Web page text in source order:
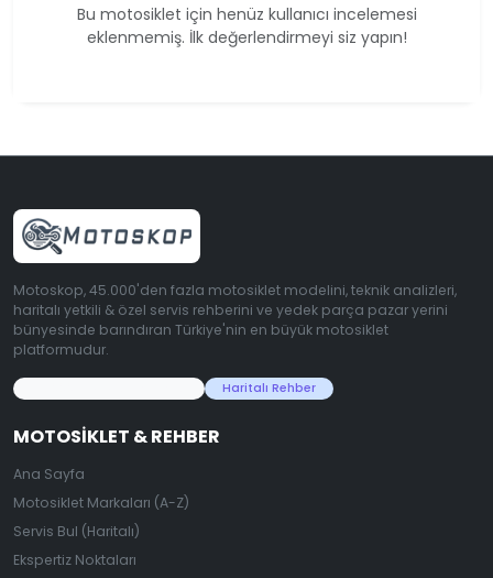
Bu motosiklet için henüz kullanıcı incelemesi
eklenmemiş. İlk değerlendirmeyi siz yapın!
Motoskop, 45.000'den fazla motosiklet modelini, teknik analizleri,
haritalı yetkili & özel servis rehberini ve yedek parça pazar yerini
bünyesinde barındıran Türkiye'nin en büyük motosiklet
platformudur.
Haritalı Rehber
MOTOSIKLET & REHBER
Ana Sayfa
Motosiklet Markaları (A-Z)
Servis Bul (Haritalı)
Ekspertiz Noktaları